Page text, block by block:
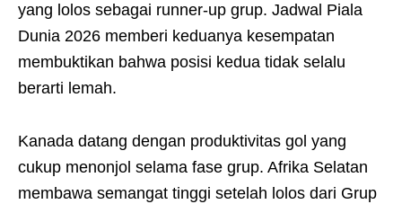
yang lolos sebagai runner-up grup. Jadwal Piala
Dunia 2026 memberi keduanya kesempatan
membuktikan bahwa posisi kedua tidak selalu
berarti lemah.
Kanada datang dengan produktivitas gol yang
cukup menonjol selama fase grup. Afrika Selatan
membawa semangat tinggi setelah lolos dari Grup